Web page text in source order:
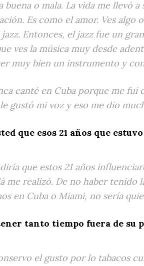
buena o mala. La vida me llevó
Es como el amor. Ves algo
Entonces, el jazz fue un
ves la música muy desde
muy bien un instrumento y
canté en Cuba porque me fui
gustó mi voz y eso me dio
que esos 21 años que
que estos 21 años
me realizó. De no haber
en Cuba o Miami, no sería
tanto tiempo fuera de su
el gusto por lo tabacos